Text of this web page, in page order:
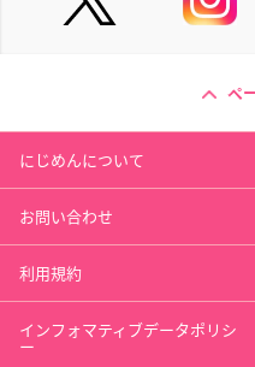
ペ
にじめんについて
お問い合わせ
利用規約
インフォマティブデータポリシ
ー